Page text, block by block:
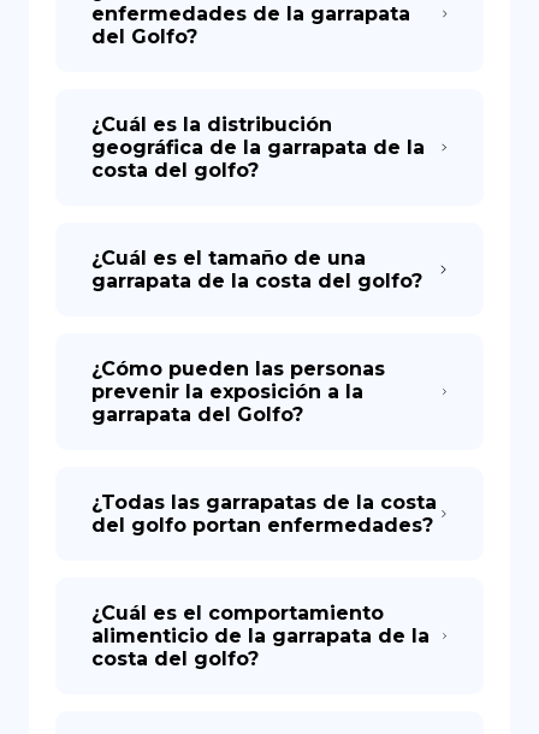
enfermedades de la garrapata
del Golfo?
¿Cuál es la distribución
geográfica de la garrapata de la
costa del golfo?
¿Cuál es el tamaño de una
garrapata de la costa del golfo?
¿Cómo pueden las personas
prevenir la exposición a la
garrapata del Golfo?
¿Todas las garrapatas de la costa
del golfo portan enfermedades?
¿Cuál es el comportamiento
alimenticio de la garrapata de la
costa del golfo?